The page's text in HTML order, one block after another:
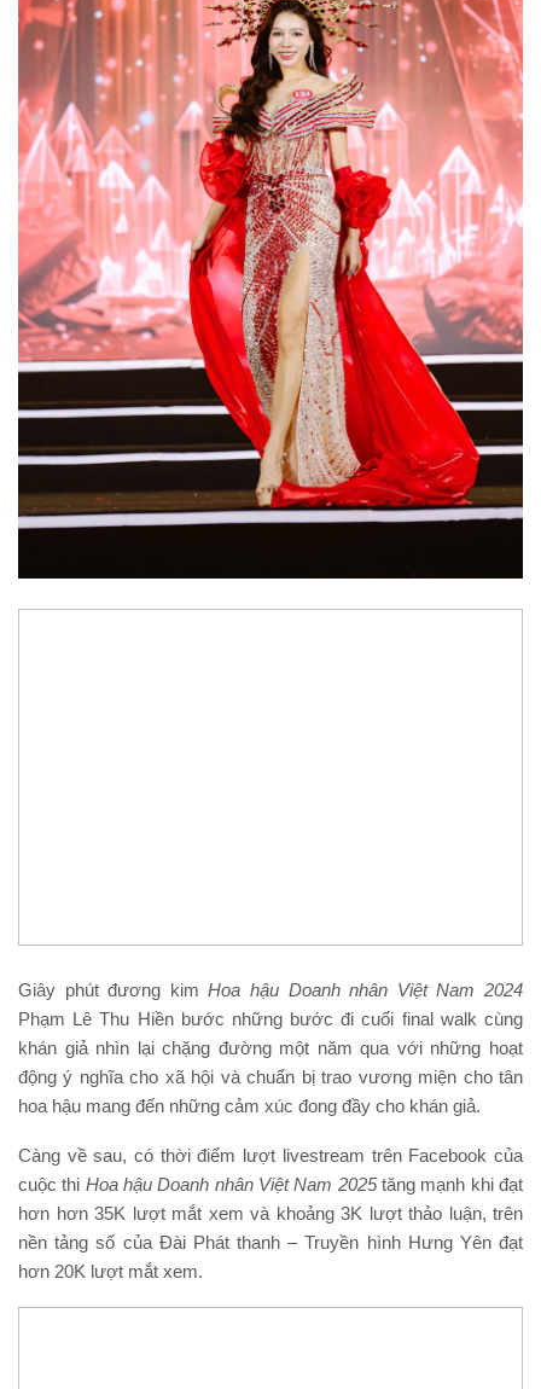
Giây phút đương kimHoa hậu Doanh nhân Việt Nam 2024
Phạm Lê Thu Hiền bước những bước đi cuối final walk cùng
khán giả nhìn lại chặng đường một năm qua với những hoạt
động ý nghĩa cho xã hội và chuẩn bị trao vương miện cho tân
hoa hậu mang đến những cảm xúc đong đầy cho khán giả.
Càng về sau, có thời điểm lượt livestream trên Facebook của
cuộc thi Hoa hậuDoanh nhân Việt Nam 2025tăng mạnh khi đạt
hơn hơn 35K lượt mắt xem và khoảng 3K lượt thảo luận, trên
nền tảng số của Đài Phát thanh – Truyền hình Hưng Yên đạt
hơn 20K lượt mắt xem.